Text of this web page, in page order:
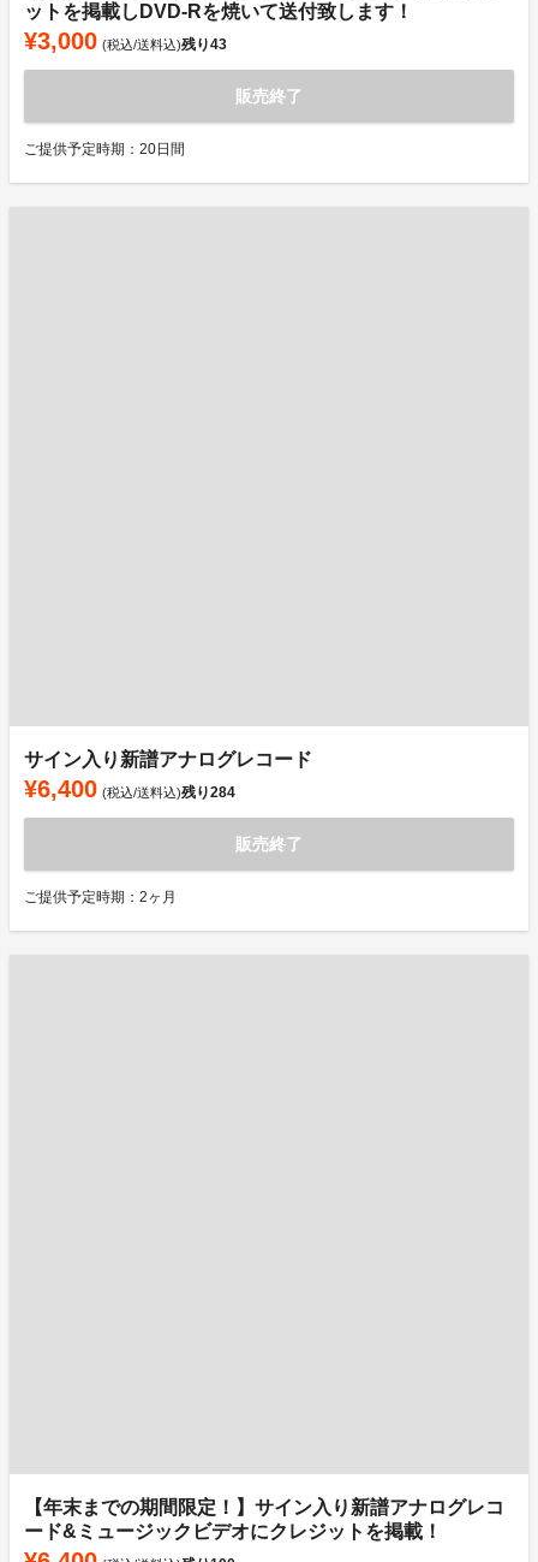
ットを掲載しDVD-Rを焼いて送付致します！
¥3,000 (税込/送料込)残り43
販売終了
ご提供予定時期：20日間
サイン入り新譜アナログレコード
¥6,400 (税込/送料込)残り284
販売終了
ご提供予定時期：2ヶ月
【年末までの期間限定！】サイン入り新譜アナログレコ
ード&ミュージックビデオにクレジットを掲載！